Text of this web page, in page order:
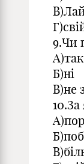
9.Чи
А)так
Б)ні
В)не